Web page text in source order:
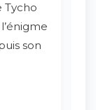
Tycho
son